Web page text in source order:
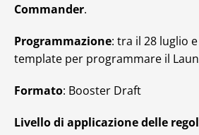
Commander.
Programmazione: tra il 28 luglio
template per programmare il
Formato: Booster Draft
Livello di applicazione delle